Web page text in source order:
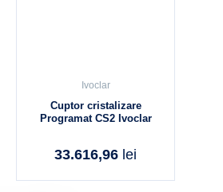
Ivoclar
Cuptor cristalizare
Programat CS2 Ivoclar
33.616,96 lei